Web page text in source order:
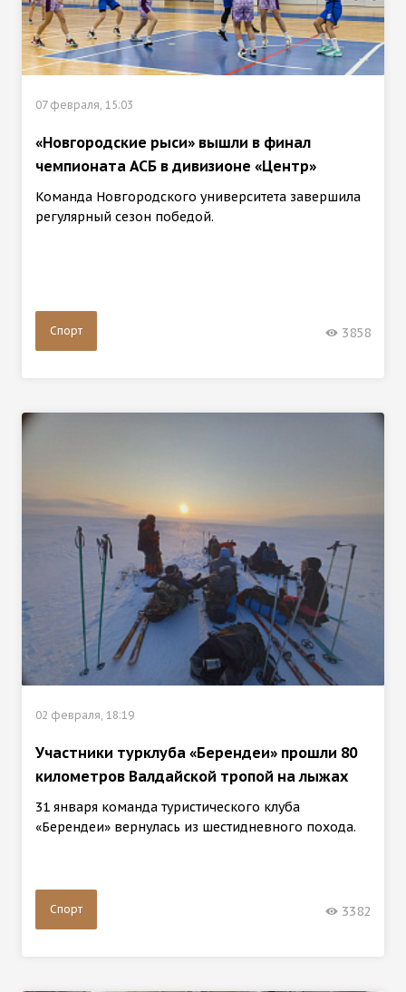
07 февраля, 15:03
«Новгородские рыси» вышли в финал
чемпионата АСБ в дивизионе «Центр»
Команда Новгородского университета завершила
регулярный сезон победой.
Спорт 3858
02 февраля, 18:19
Участники турклуба «Берендеи» прошли 80
километров Валдайской тропой на лыжах
31 января команда туристического клуба
«Берендеи» вернулась из шестидневного похода.
Спорт 3382